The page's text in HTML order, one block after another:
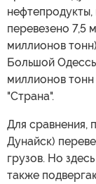
перевезено 7,5
миллионов
Большой
миллионов
"Страна".
Для сравнения,
Дунайск)
грузов. Но
также